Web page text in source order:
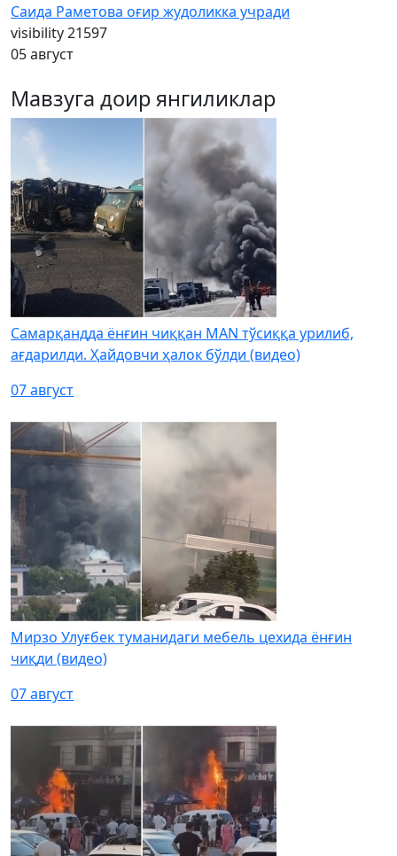
Саида Раметова оғир жудоликка учради
visibility21597
05 август
Мавзуга доир янгиликлар
Самарқандда ёнғин чиққан MAN тўсиққа урилиб,
ағдарилди. Ҳайдовчи ҳалок бўлди (видео)
07 август
Мирзо Улуғбек туманидаги мебель цехида ёнғин
чиқди (видео)
07 август